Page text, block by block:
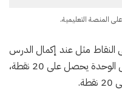
المنصة التعليمية.
مثل عند إكمال الدرس
يحصل الطالب على 10 نقاط، عند إكمال الوحدة يحصل على 20 نقطة،